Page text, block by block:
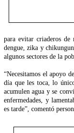
para evitar criaderos de
dengue, zika y
algunos sectores de la
“Necesitamos el apoyo
día que les toca, lo
acumulen agua y se
enfermedades, y
es tarde”, comentó